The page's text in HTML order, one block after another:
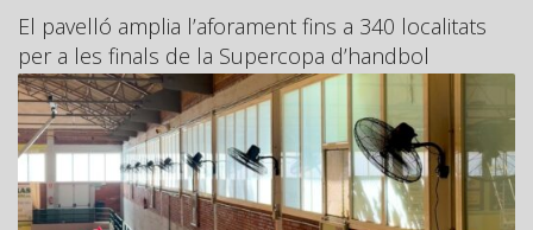
El pavelló amplia l’aforament fins a 340 localitats
per a les finals de la Supercopa d’handbol